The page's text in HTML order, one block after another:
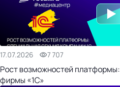
17.07.2026 7 707
Рост возможностей
фирмы «1С»